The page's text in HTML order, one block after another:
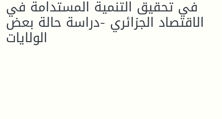
في تحقيق التنمية المستدامة في
الاقتصاد الجزائري -دراسة حالة بعض
الولايات